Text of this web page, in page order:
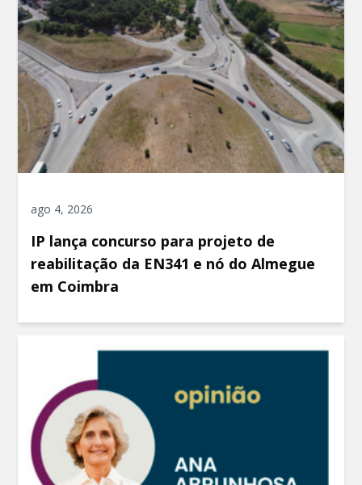
ago 4, 2026
IP lança concurso para projeto de
reabilitação da EN341 e nó do Almegue
em Coimbra